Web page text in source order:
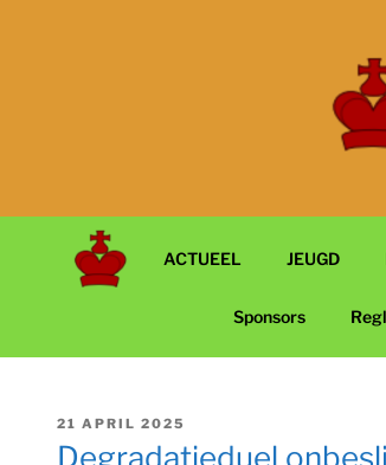
ACTUEEL JEUGD
Sponsors
GEPLAATST
OP
21 APRIL 2025
Degradatieduel